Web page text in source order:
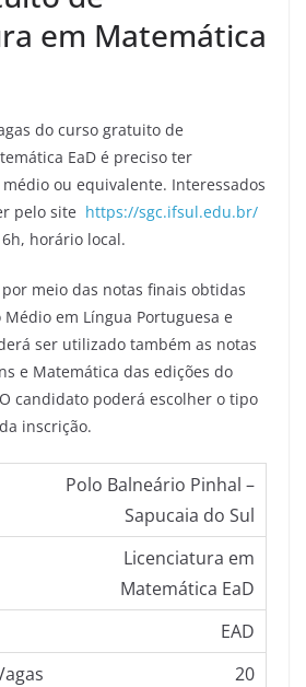
em Matemática
do curso gratuito de
EaD é preciso ter
ou equivalente. Interessados
pelo site https://sgc.ifsul.edu.br/
horário local.
meio das notas finais obtidas
Médio em Língua Portuguesa e
ser utilizado também as notas
e Matemática das edições do
O candidato poderá escolher o tipo
inscrição.
Polo Balneário Pinhal –
Sapucaia do Sul
Licenciatura em
Matemática EaD
EAD
20